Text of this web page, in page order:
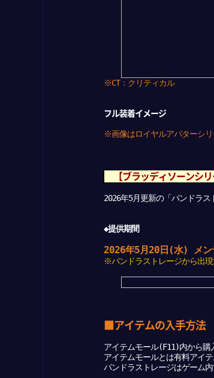
※CT：クリティカル
フル装着イメージ
※画像はロイヤルアバターシリ
【ブラッディソーンシ
2026年5月更新の「パンドラ
◆提供期間
2026年5月20日(水) メ
※パンドラストレージから出現
■アイテムの入手方法
アイテムモール(F11)内から購
アイテムモールとは有料アイ
パンドラストレージはゲーム内